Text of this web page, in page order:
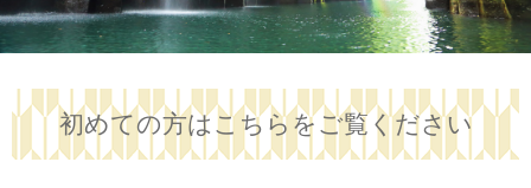
初めての方はこちらをご覧ください